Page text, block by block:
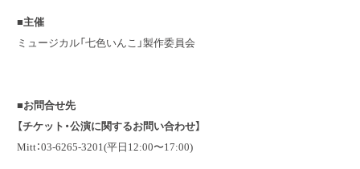
■主催
ミュージカル「七色いんこ」製作委員会
■お問合せ先
【チケット・公演に関するお問い合わせ】
Mitt：03-6265-3201(平日12:00〜17:00)